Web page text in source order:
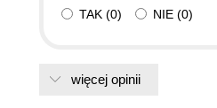
TAK (0) NIE (0)
więcej opinii